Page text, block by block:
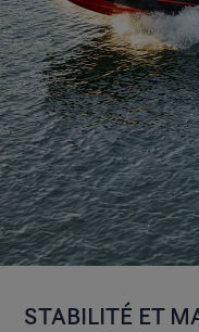
STABILITÉ ET